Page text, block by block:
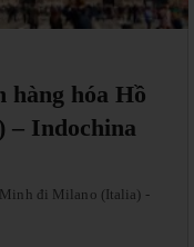
hàng hóa Hồ
Indochina
Minh đi Milano (Italia) -